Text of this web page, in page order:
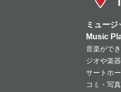
ミュージ
Music
音楽がで
ジオや楽
サートホ
コミ・写